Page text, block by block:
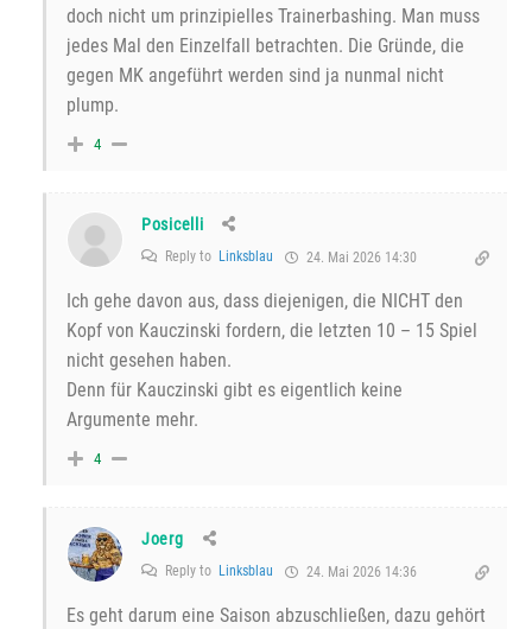
doch nicht um prinzipielles Trainerbashing. Man muss
jedes Mal den Einzelfall betrachten. Die Gründe, die
gegen MK angeführt werden sind ja nunmal nicht
plump.
4
Posicelli
Reply to Linksblau 24. Mai 2026 14:30
Ich gehe davon aus, dass diejenigen, die NICHT den
Kopf von Kauczinski fordern, die letzten 10 – 15 Spiel
nicht gesehen haben.
Denn für Kauczinski gibt es eigentlich keine
Argumente mehr.
4
Joerg
Reply to Linksblau 24. Mai 2026 14:36
Es geht darum eine Saison abzuschließen, dazu gehört